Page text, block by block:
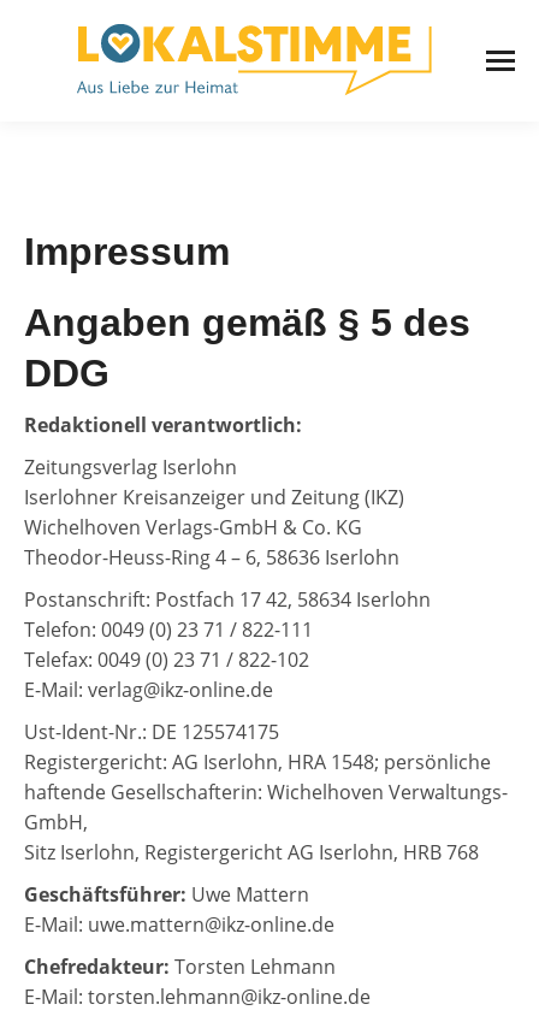
Impressum
Angaben gemäß § 5 des
DDG
Redaktionell verantwortlich:
Zeitungsverlag Iserlohn
Iserlohner Kreisanzeiger und Zeitung (IKZ)
Wichelhoven Verlags-GmbH & Co. KG
Theodor-Heuss-Ring 4 – 6, 58636 Iserlohn
Postanschrift: Postfach 17 42, 58634 Iserlohn
Telefon: 0049 (0) 23 71 / 822-111
Telefax: 0049 (0) 23 71 / 822-102
E-Mail: verlag@ikz-online.de
Ust-Ident-Nr.: DE 125574175
Registergericht: AG Iserlohn, HRA 1548; persönliche
haftende Gesellschafterin: Wichelhoven Verwaltungs-
GmbH,
Sitz Iserlohn, Registergericht AG Iserlohn, HRB 768
Geschäftsführer: Uwe Mattern
E-Mail: uwe.mattern@ikz-online.de
Chefredakteur: Torsten Lehmann
E-Mail: torsten.lehmann@ikz-online.de